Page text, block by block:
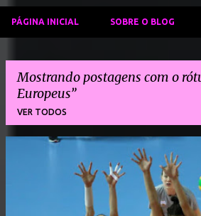
PÁGINA INICIAL SOBRE O BLOG
Mostrando postagens com o
Europeus
VER TODOS